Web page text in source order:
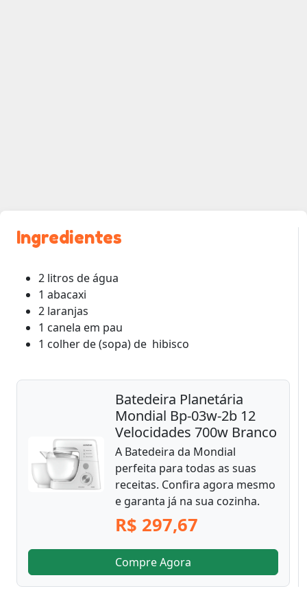
Ingredientes
2 litros de água
1 abacaxi
2 laranjas
1 canela em pau
1 colher de (sopa) de hibisco
Batedeira Planetária
Mondial Bp-03w-2b 12
Velocidades 700w Branco
A Batedeira da Mondial
perfeita para todas as suas
receitas. Confira agora mesmo
e garanta já na sua cozinha.
R$ 297,67
Compre Agora